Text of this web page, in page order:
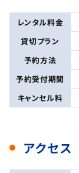
レンタル料金
貸切プラン
予約方法
予約受付期間
キャンセル料
アクセス